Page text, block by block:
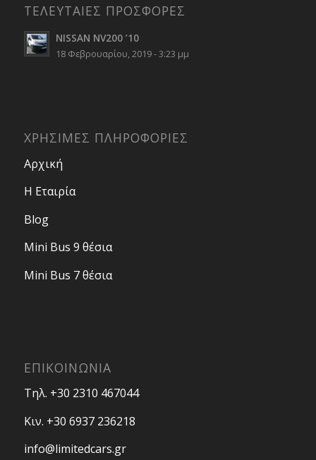
ΤΕΛΕΥΤΑΙΕΣ ΠΡΟΣΦΟΡΕΣ
NISSAN NV200 ’10
18 Φεβρουαρίου, 2019 - 3:23 μμ
ΧΡΗΣΙΜΕΣ ΠΛΗΡΟΦΟΡΙΕΣ
Αρχική
Η Εταιρία
Blog
Mini Bus 9 θέσια
Mini Bus 7 θέσια
ΕΠΙΚΟΙΝΩΝΙΑ
Τηλ. +30 2310 467044
Κιν. +30 6937 236218
info@limitedcars.gr